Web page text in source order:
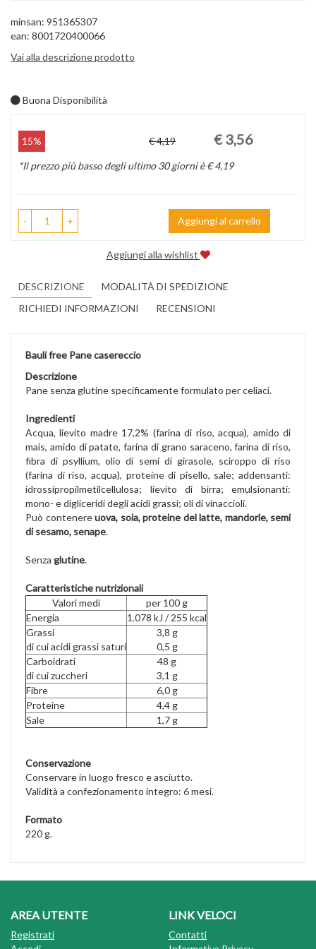
minsan: 951365307
ean: 8001720400066
Vai alla descrizione prodotto
Buona Disponibilità
Sconto
del
15% € 4,19
Prezzo
scontato
€ 3,56
*Il prezzo più basso degli ultimo 30 giorni è € 4,19
- + Aggiungi al carrello
Aggiungi alla wishlist
DESCRIZIONE
MODALITÀ DI SPEDIZIONE
RICHIEDI INFORMAZIONI
RECENSIONI
Bauli free Pane casereccio
Descrizione
Pane senza glutine specificamente formulato per celiaci.
Ingredienti
Acqua, lievito madre 17,2% (farina di riso, acqua), amido di
mais, amido di patate, farina di grano saraceno, farina di riso,
fibra di psyllium, olio di semi di girasole, sciroppo di riso
(farina di riso, acqua), proteine di pisello, sale; addensanti:
idrossipropilmetilcellulosa; lievito di birra; emulsionanti:
mono- e digliceridi degli acidi grassi; oli di vinaccioli.
Può contenereuova, soia, proteine del latte, mandorle, semi
di sesamo, senape.
Senza glutine.
Caratteristiche nutrizionali
Valori medi
per 100 g
Energia
1.078 kJ / 255 kcal
Grassi
di cui acidi grassi saturi
3,8 g
0,5 g
Carboidrati
di cui zuccheri
48 g
3,1 g
Fibre
6,0 g
Proteine
4,4 g
Sale
1,7 g
Conservazione
Conservare in luogo fresco e asciutto.
Validità a confezionamento integro: 6 mesi.
Formato
220 g.
AREA UTENTE
Registrati
LINK VELOCI
Contatti